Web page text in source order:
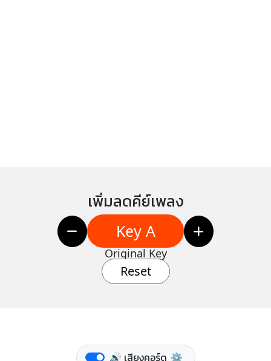
เพิ่มลดคีย์เพลง
Key A
Original Key
Reset
🔊 เสียงคอร์ด ⚙️